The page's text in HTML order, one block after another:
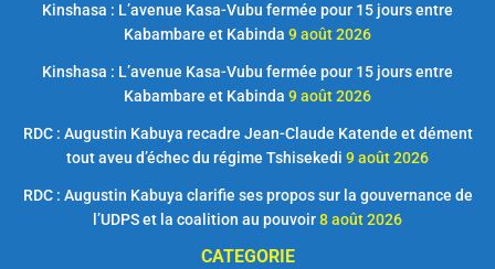
Kinshasa : L’avenue Kasa-Vubu fermée pour 15 jours entre
Kabambare et Kabinda 9 août 2026
Kinshasa : L’avenue Kasa-Vubu fermée pour 15 jours entre
Kabambare et Kabinda 9 août 2026
RDC : Augustin Kabuya recadre Jean-Claude Katende et dément
tout aveu d’échec du régime Tshisekedi 9 août 2026
RDC : Augustin Kabuya clarifie ses propos sur la gouvernance de
l’UDPS et la coalition au pouvoir8 août 2026
CATEGORIE